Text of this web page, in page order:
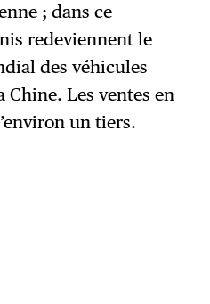
; dans ce
redeviennent le
des véhicules
Les ventes en
un tiers.